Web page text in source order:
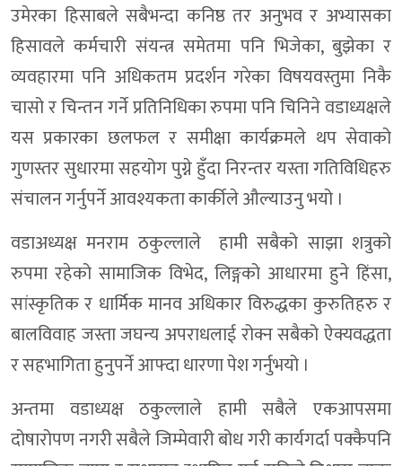
उमेरका हिसाबले सबैभन्दा कनिष्ठ तर अनुभव र अभ्यासका
हिसावले कर्मचारी संयन्त्र समेतमा पनि भिजेका, बुझेका र
व्यवहारमा पनि अधिकतम प्रदर्शन गरेका विषयवस्तुमा निकै
चासो र चिन्तन गर्ने प्रतिनिधिका रुपमा पनि चिनिने वडाध्यक्षले
यस प्रकारका छलफल र समीक्षा कार्यक्रमले थप सेवाको
गुणस्तर सुधारमा सहयोग पुग्ने हुँदा निरन्तर यस्ता गतिविधिहरु
संचालन गर्नुपर्ने आवश्यकता कार्कीले औल्याउनु भयो ।
वडाअध्यक्ष मनराम ठकुल्लाले हामी सबैको साझा शत्रुको
रुपमा रहेको सामाजिक विभेद, लिङ्गको आधारमा हुने हिंसा,
सांस्कृतिक र धार्मिक मानव अधिकार विरुद्धका कुरुतिहरु र
बालविवाह जस्ता जघन्य अपराधलाई रोक्न सबैको ऐक्यवद्धता
र सहभागिता हुनुपर्ने आफ्दा धारणा पेश गर्नुभयो ।
अन्तमा वडाध्यक्ष ठकुल्लाले हामी सबैले एकआपसमा
दोषारोपण नगरी सबैले जिम्मेवारी बोध गरी कार्यगर्दा पक्कैपनि